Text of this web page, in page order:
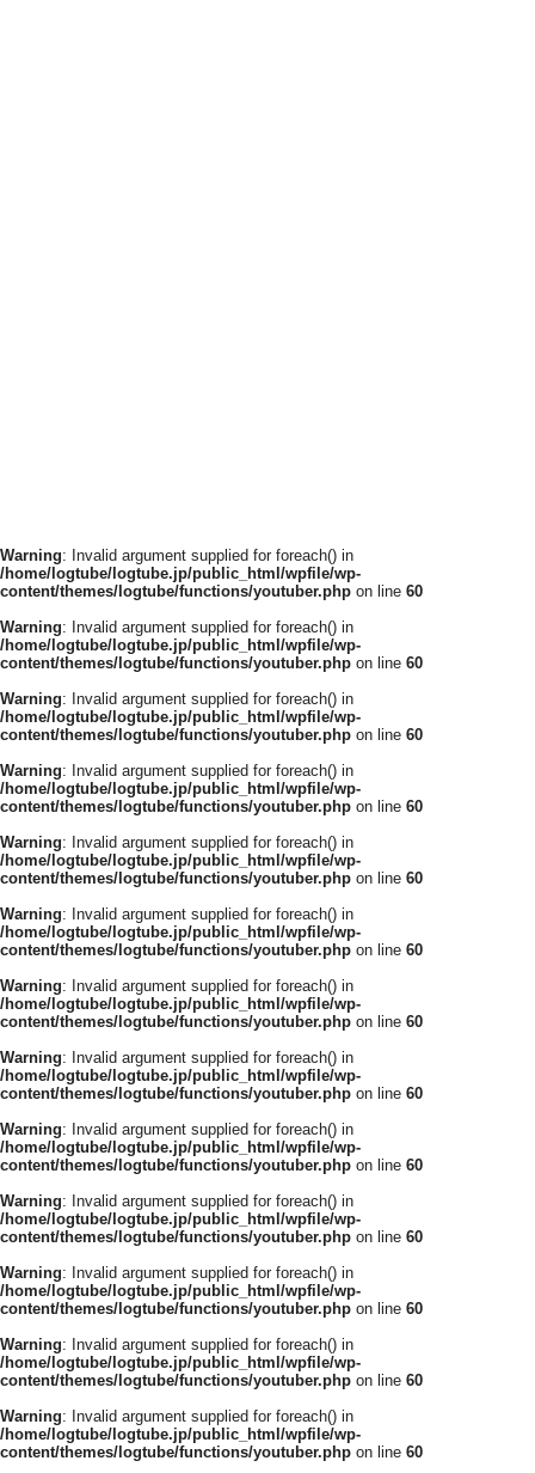
Warning: Invalid argument supplied for foreach() in
/home/logtube/logtube.jp/public_html/wpfile/wp-
content/themes/logtube/functions/youtuber.php on line 60
Warning: Invalid argument supplied for foreach() in
/home/logtube/logtube.jp/public_html/wpfile/wp-
content/themes/logtube/functions/youtuber.php on line 60
Warning: Invalid argument supplied for foreach() in
/home/logtube/logtube.jp/public_html/wpfile/wp-
content/themes/logtube/functions/youtuber.php on line 60
Warning: Invalid argument supplied for foreach() in
/home/logtube/logtube.jp/public_html/wpfile/wp-
content/themes/logtube/functions/youtuber.php on line 60
Warning: Invalid argument supplied for foreach() in
/home/logtube/logtube.jp/public_html/wpfile/wp-
content/themes/logtube/functions/youtuber.php on line 60
Warning: Invalid argument supplied for foreach() in
/home/logtube/logtube.jp/public_html/wpfile/wp-
content/themes/logtube/functions/youtuber.php on line 60
Warning: Invalid argument supplied for foreach() in
/home/logtube/logtube.jp/public_html/wpfile/wp-
content/themes/logtube/functions/youtuber.php on line 60
Warning: Invalid argument supplied for foreach() in
/home/logtube/logtube.jp/public_html/wpfile/wp-
content/themes/logtube/functions/youtuber.php on line 60
Warning: Invalid argument supplied for foreach() in
/home/logtube/logtube.jp/public_html/wpfile/wp-
content/themes/logtube/functions/youtuber.php on line 60
Warning: Invalid argument supplied for foreach() in
/home/logtube/logtube.jp/public_html/wpfile/wp-
content/themes/logtube/functions/youtuber.php on line 60
Warning: Invalid argument supplied for foreach() in
/home/logtube/logtube.jp/public_html/wpfile/wp-
content/themes/logtube/functions/youtuber.php on line 60
Warning: Invalid argument supplied for foreach() in
/home/logtube/logtube.jp/public_html/wpfile/wp-
content/themes/logtube/functions/youtuber.php on line 60
Warning: Invalid argument supplied for foreach() in
/home/logtube/logtube.jp/public_html/wpfile/wp-
content/themes/logtube/functions/youtuber.php on line 60